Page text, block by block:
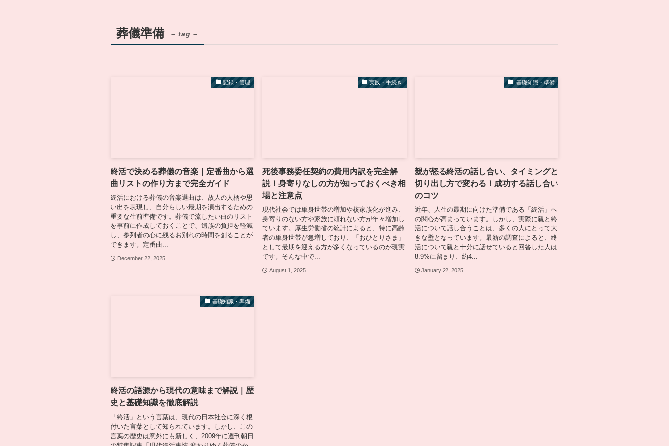
葬儀準備 – tag –
記録・管理
終活で決める葬儀の音楽｜定番曲から選
曲リストの作り方まで完全ガイド
終活における葬儀の音楽選曲は、故人の人柄や思
い出を表現し、自分らしい最期を演出するための
重要な生前準備です。葬儀で流したい曲のリスト
を事前に作成しておくことで、遺族の負担を軽減
し、参列者の心に残るお別れの時間を創ることが
できます。定番曲...
December 22, 2025
実践・手続き
死後事務委任契約の費用内訳を完全解
説！身寄りなしの方が知っておくべき相
場と注意点
現代社会では単身世帯の増加や核家族化が進み、
身寄りのない方や家族に頼れない方が年々増加し
ています。厚生労働省の統計によると、特に高齢
者の単身世帯が急増しており、「おひとりさま」
として最期を迎える方が多くなっているのが現実
です。そんな中で...
August 1, 2025
基礎知識・準備
親が怒る終活の話し合い、タイミングと
切り出し方で変わる！成功する話し合い
のコツ
近年、人生の最期に向けた準備である「終活」へ
の関心が高まっています。しかし、実際に親と終
活について話し合うことは、多くの人にとって大
きな壁となっています。最新の調査によると、終
活について親と十分に話せていると回答した人は
8.9%に留まり、約4...
January 22, 2025
基礎知識・準備
終活の語源から現代の意味まで解説｜歴
史と基礎知識を徹底解説
「終活」という言葉は、現代の日本社会に深く根
付いた言葉として知られています。しかし、この
言葉の歴史は意外にも新しく、2009年に週刊朝日